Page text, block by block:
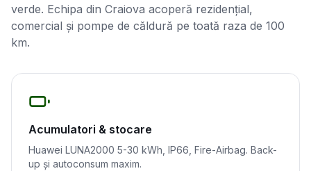
verde. Echipa din Craiova acoperă rezidențial,
comercial și pompe de căldură pe toată raza de 100
km.
Acumulatori & stocare
Huawei LUNA2000 5-30 kWh, IP66, Fire-Airbag. Back-
up și autoconsum maxim.